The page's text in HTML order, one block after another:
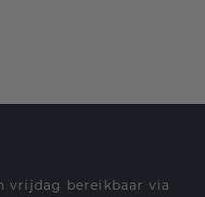
vrijdag bereikbaar via